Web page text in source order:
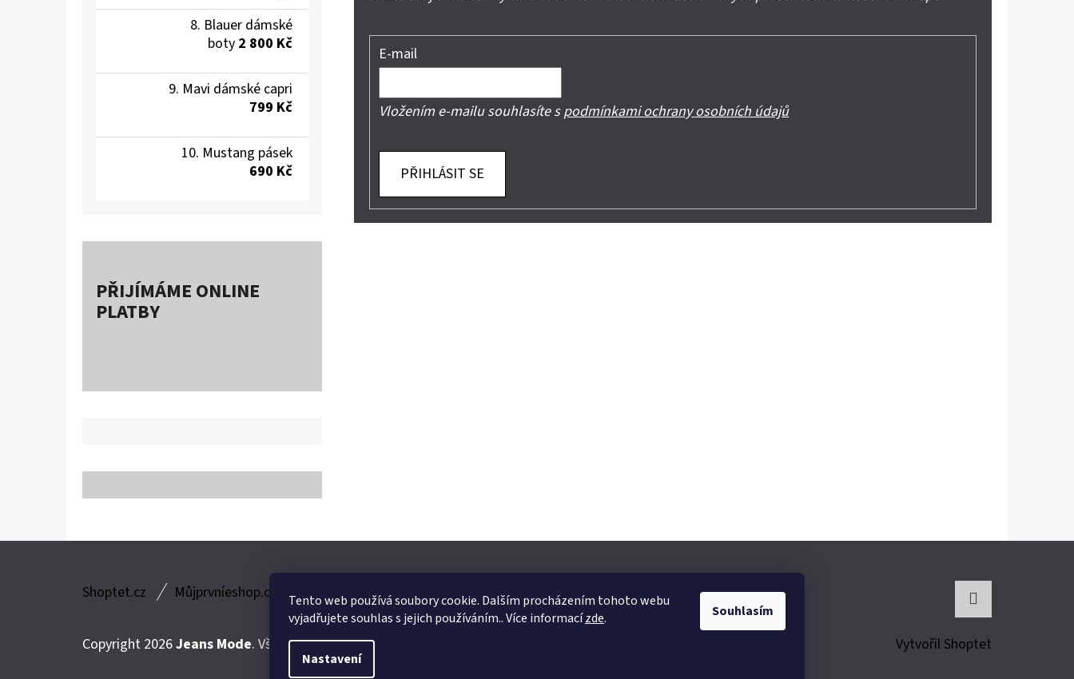
Tento web používá soubory cookie. Dalším procházením tohoto webu
vyjadřujete souhlas s jejich používáním.. Více informacízde.
Nastavení
Souhlasím
Blauer dámské
boty 2 800 Kč
Mavi dámské capri
799 Kč
Mustang pásek
690 Kč
PŘIJÍMÁME ONLINE
PLATBY
E-mail
Vložením e-mailu souhlasíte spodmínkami ochrany osobních údajů
PŘIHLÁSIT SE
Shoptet.cz
Můjprvníeshop.cz
Vytvořil Shoptet
Copyright 2026Jeans Mode. Všechna práva vyhrazena.